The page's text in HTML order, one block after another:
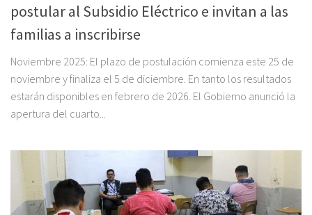
postular al Subsidio Eléctrico e invitan a las
familias a inscribirse
Noviembre 2025: El plazo de postulación comienza este 25 de
noviembre y finaliza el 5 de diciembre. En tanto los resultados
estarán disponibles en febrero de 2026. El Gobierno anunció la
apertura del cuarto...